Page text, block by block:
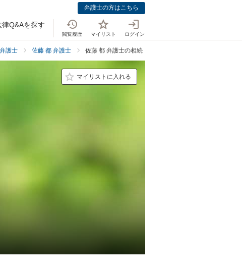
弁護士の方はこちら
律Q&Aを探す
閲覧履歴 マイリスト ログイン
護士 佐藤 都 弁護士 佐藤 都 弁護士の相続・遺言での強み
マイリストに入れる